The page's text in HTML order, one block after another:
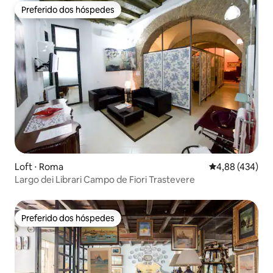
Preferido dos hóspedes
Preferido dos hóspedes
Loft ⋅ Roma 4,88 de uma
4,88 (434)
Largo dei Librari Campo de Fiori Trastevere
Preferido dos hóspedes
Preferido dos hóspedes